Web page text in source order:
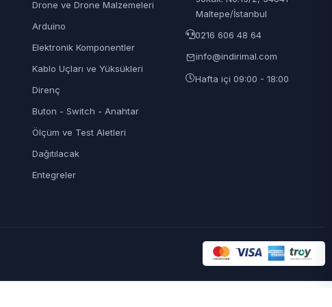
Drone ve Drone Malzemeleri
Arduino
Elektronik Komponentler
Kablo Uçları ve Yüksükleri
Direnç
Buton - Switch - Anahtar
Ölçüm ve Test Aletleri
Dağıtılacak
Entegreler
Maltepe/İstanbul
0216 606 48 64
info@indirimal.com
Hafta içi 09:00 - 18:00